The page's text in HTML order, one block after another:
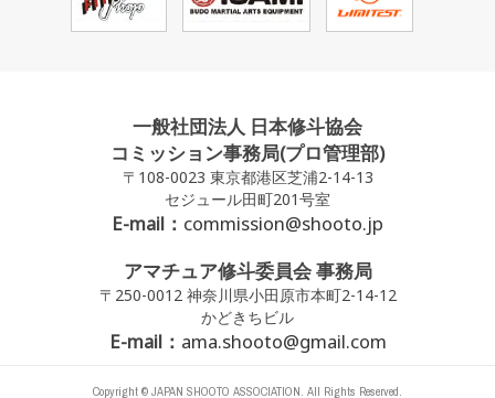
一般社団法人 日本修斗協会
コミッション事務局(プロ管理部)
〒108-0023 東京都港区芝浦2-14-13
セジュール田町201号室
E-mail： commission@shooto.jp
アマチュア修斗委員会 事務局
〒250-0012 神奈川県小田原市本町2-14-12
かどきちビル
E-mail： ama.shooto@gmail.com
Copyright © JAPAN SHOOTO ASSOCIATION. All Rights Reserved.